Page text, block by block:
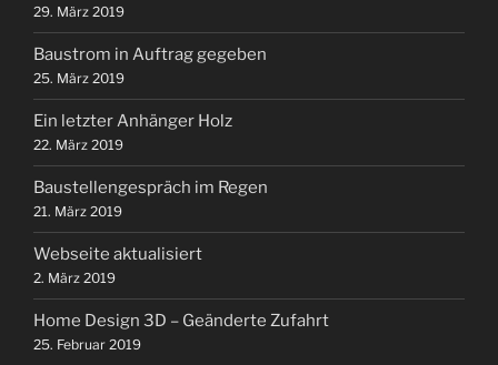
29. März 2019
Baustrom in Auftrag gegeben
25. März 2019
Ein letzter Anhänger Holz
22. März 2019
Baustellengespräch im Regen
21. März 2019
Webseite aktualisiert
2. März 2019
Home Design 3D – Geänderte Zufahrt
25. Februar 2019